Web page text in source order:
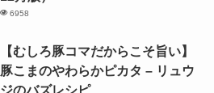
6958
【むしろ豚コマだからこそ旨い】
豚こまのやわらかピカタ – リュウ
ジのバズレシピ